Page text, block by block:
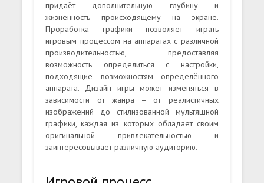
придаёт дополнительную глубину и
жизненность происходящему на экране.
Проработка графики позволяет играть
игровым процессом на аппаратах с различной
производительностью, предоставляя
возможность определиться с настройки,
подходящие возможностям определённого
аппарата. Дизайн игры может изменяться в
зависимости от жанра – от реалистичных
изображений до стилизованной мультяшной
графики, каждая из которых обладает своим
оригинальной привлекательностью и
заинтересовывает различную аудиторию.